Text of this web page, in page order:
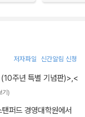
저자파일 신간알림 신청
주년 특별 기념판)>,<
기)
퍼드 경영대학원에서